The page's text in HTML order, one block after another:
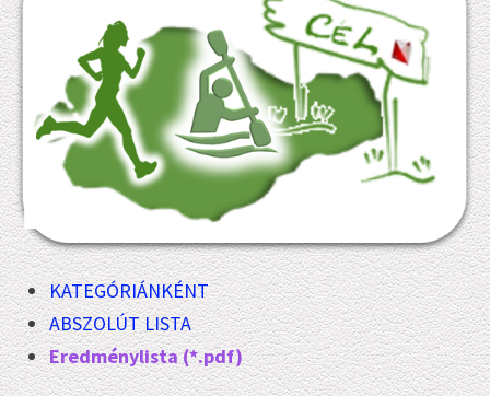
KATEGÓRIÁNKÉNT
ABSZOLÚT LISTA
Eredménylista (*.pdf)